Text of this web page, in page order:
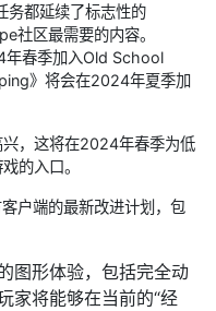
务都延续了标志性的
社区最需要的内容。
年春季加入Old School
》将会在2024年夏季加
，这将在2024年春季为低
的入口。
户端的最新改进计划，包
图形体验，包括完全动
家将能够在当前的“经